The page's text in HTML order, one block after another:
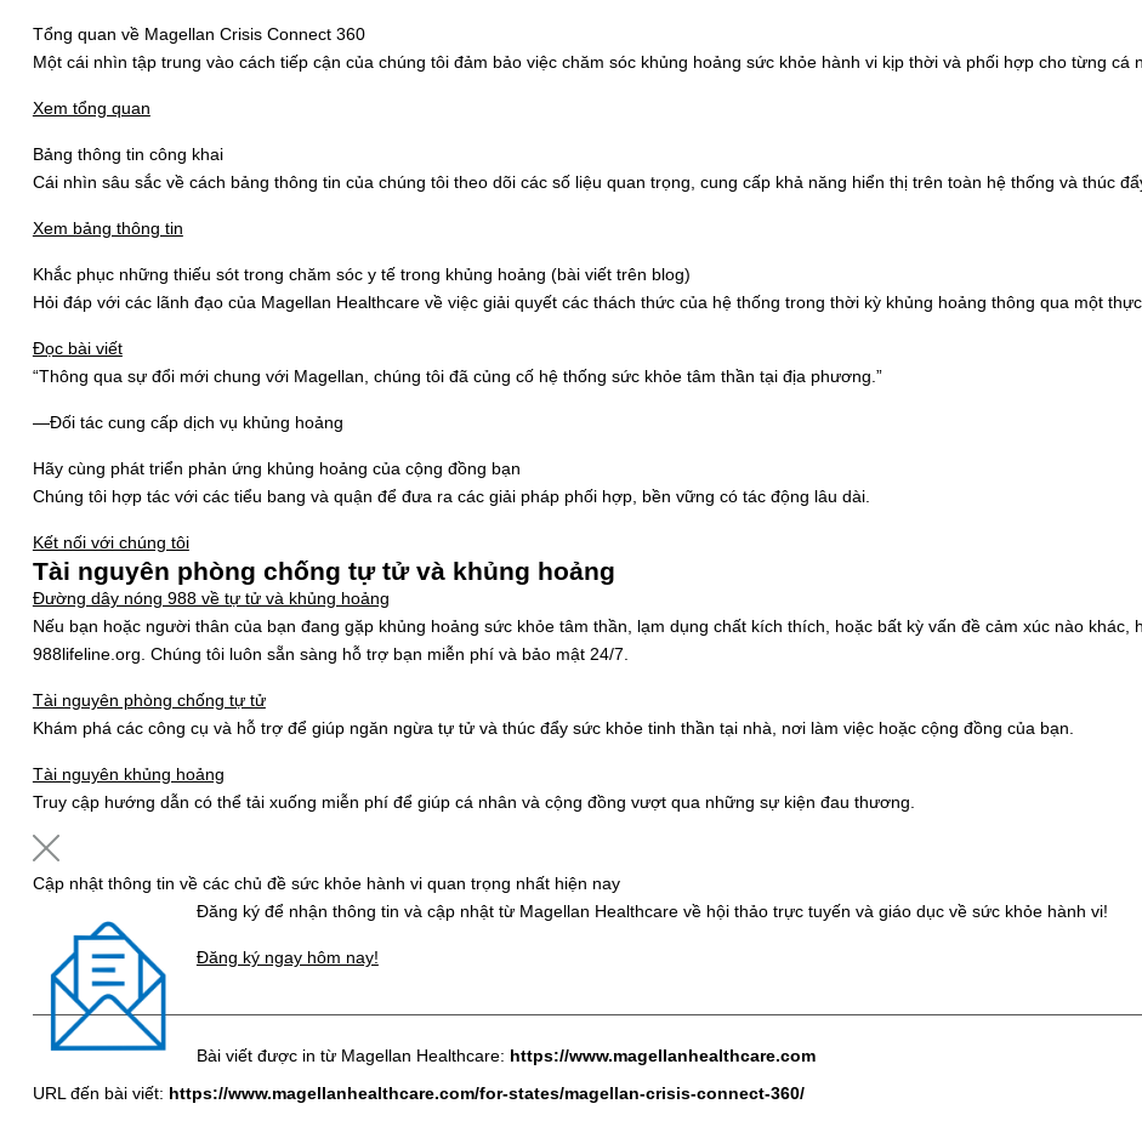
Tổng quan về Magellan Crisis Connect 360
Một cái nhìn tập trung vào cách tiếp cận của chúng tôi đảm bảo việc chăm sóc khủng hoảng sức khỏe hành vi kịp thời và phối hợp cho từng cá
Xem tổng quan
Bảng thông tin công khai
Cái nhìn sâu sắc về cách bảng thông tin của chúng tôi theo dõi các số liệu quan trọng, cung cấp khả năng hiển thị trên toàn hệ thống và thúc
Xem bảng thông tin
Khắc phục những thiếu sót trong chăm sóc y tế trong khủng hoảng (bài viết trên blog)
Hỏi đáp với các lãnh đạo của Magellan Healthcare về việc giải quyết các thách thức của hệ thống trong thời kỳ khủng hoảng thông qua một
Đọc bài viết
“Thông qua sự đổi mới chung với Magellan, chúng tôi đã củng cố hệ thống sức khỏe tâm thần tại địa phương.”
—Đối tác cung cấp dịch vụ khủng hoảng
Hãy cùng phát triển phản ứng khủng hoảng của cộng đồng bạn
Chúng tôi hợp tác với các tiểu bang và quận để đưa ra các giải pháp phối hợp, bền vững có tác động lâu dài.
Kết nối với chúng tôi
Tài nguyên phòng chống tự tử và khủng hoảng
Đường dây nóng 988 về tự tử và khủng hoảng
Nếu bạn hoặc người thân của bạn đang gặp khủng hoảng sức khỏe tâm thần, lạm dụng chất kích thích, hoặc bất kỳ vấn đề cảm xúc nào khác,
988lifeline.org. Chúng tôi luôn sẵn sàng hỗ trợ bạn miễn phí và bảo mật 24/7.
Tài nguyên phòng chống tự tử
Khám phá các công cụ và hỗ trợ để giúp ngăn ngừa tự tử và thúc đẩy sức khỏe tinh thần tại nhà, nơi làm việc hoặc cộng đồng của bạn.
Tài nguyên khủng hoảng
Truy cập hướng dẫn có thể tải xuống miễn phí để giúp cá nhân và cộng đồng vượt qua những sự kiện đau thương.
Cập nhật thông tin về các chủ đề sức khỏe hành vi quan trọng nhất hiện nay
Đăng ký để nhận thông tin và cập nhật từ Magellan Healthcare về hội thảo trực tuyến và giáo dục về sức khỏe hành vi!
Đăng ký ngay hôm nay!
Bài viết được in từ Magellan Healthcare: https://www.magellanhealthcare.com
URL đến bài viết: https://www.magellanhealthcare.com/for-states/magellan-crisis-connect-360/